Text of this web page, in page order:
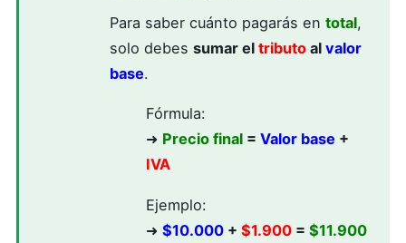
Para saber cuánto pagarás en total,
solo debes sumar el tributoal valor
base.
Fórmula:
➜ Precio final= Valor base+
IVA
Ejemplo:
➜ $10.000+ $1.900= $11.900